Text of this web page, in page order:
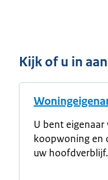
Kijk of u in
U bent eigenaar
koopwoning en
uw hoofdverblijf.